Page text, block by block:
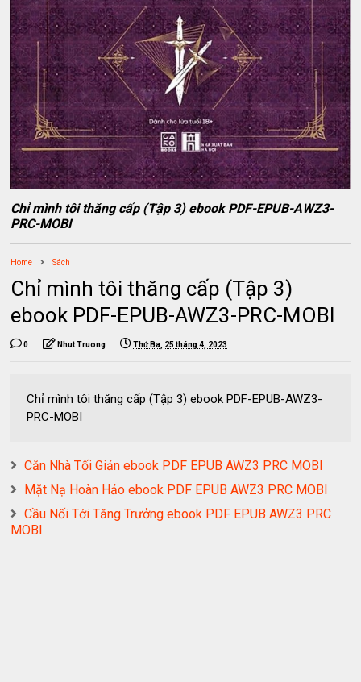
Chỉ mình tôi thăng cấp (Tập 3) ebook PDF-EPUB-AWZ3-
PRC-MOBI
Home Sách
Chỉ mình tôi thăng cấp (Tập 3)
ebook PDF-EPUB-AWZ3-PRC-MOBI
0 Nhut Truong Thứ Ba, 25 tháng 4, 2023
Chỉ mình tôi thăng cấp (Tập 3) ebook PDF-EPUB-AWZ3-
PRC-MOBI
Căn Nhà Tối Giản ebook PDF EPUB AWZ3 PRC MOBI
Mặt Nạ Hoàn Hảo ebook PDF EPUB AWZ3 PRC MOBI
Cầu Nối Tới Tăng Trưởng ebook PDF EPUB AWZ3 PRC
MOBI